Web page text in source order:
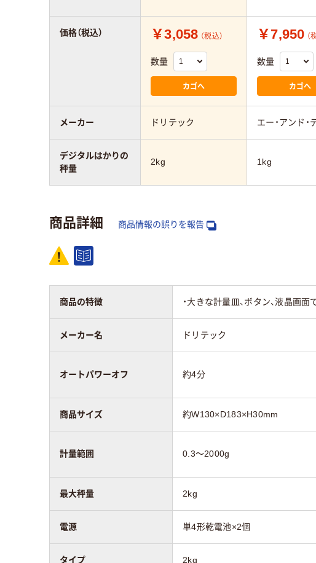
￥3,058 （税込）
数量
カゴへ
￥7,950 （
数量
カゴへ
ドリテック エー・アンド・
2kg 1kg
価格（税込）
メーカー
デジタルはかりの
秤量
商品詳細 商品情報の誤りを報告
商品の特徴 ・大きな計量皿、ボタン、液晶
メーカー名 ドリテック
オートパワーオフ 約4分
商品サイズ 約W130×D183×H30mm
計量範囲 0.3～2000g
最大秤量 2kg
電源 単4形乾電池×2個
タイプ 2kg